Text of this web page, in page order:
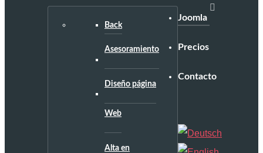
Back
Asesoramiento
Diseño página
Web
Alta en
Joomla
Precios
Contacto